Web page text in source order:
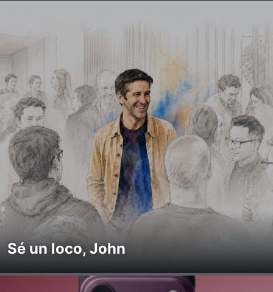
Sé un loco, John